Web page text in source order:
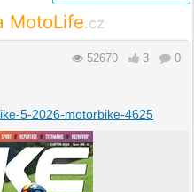
MotoLife.cz
52670 3 0
5-2026-motorbike-4625